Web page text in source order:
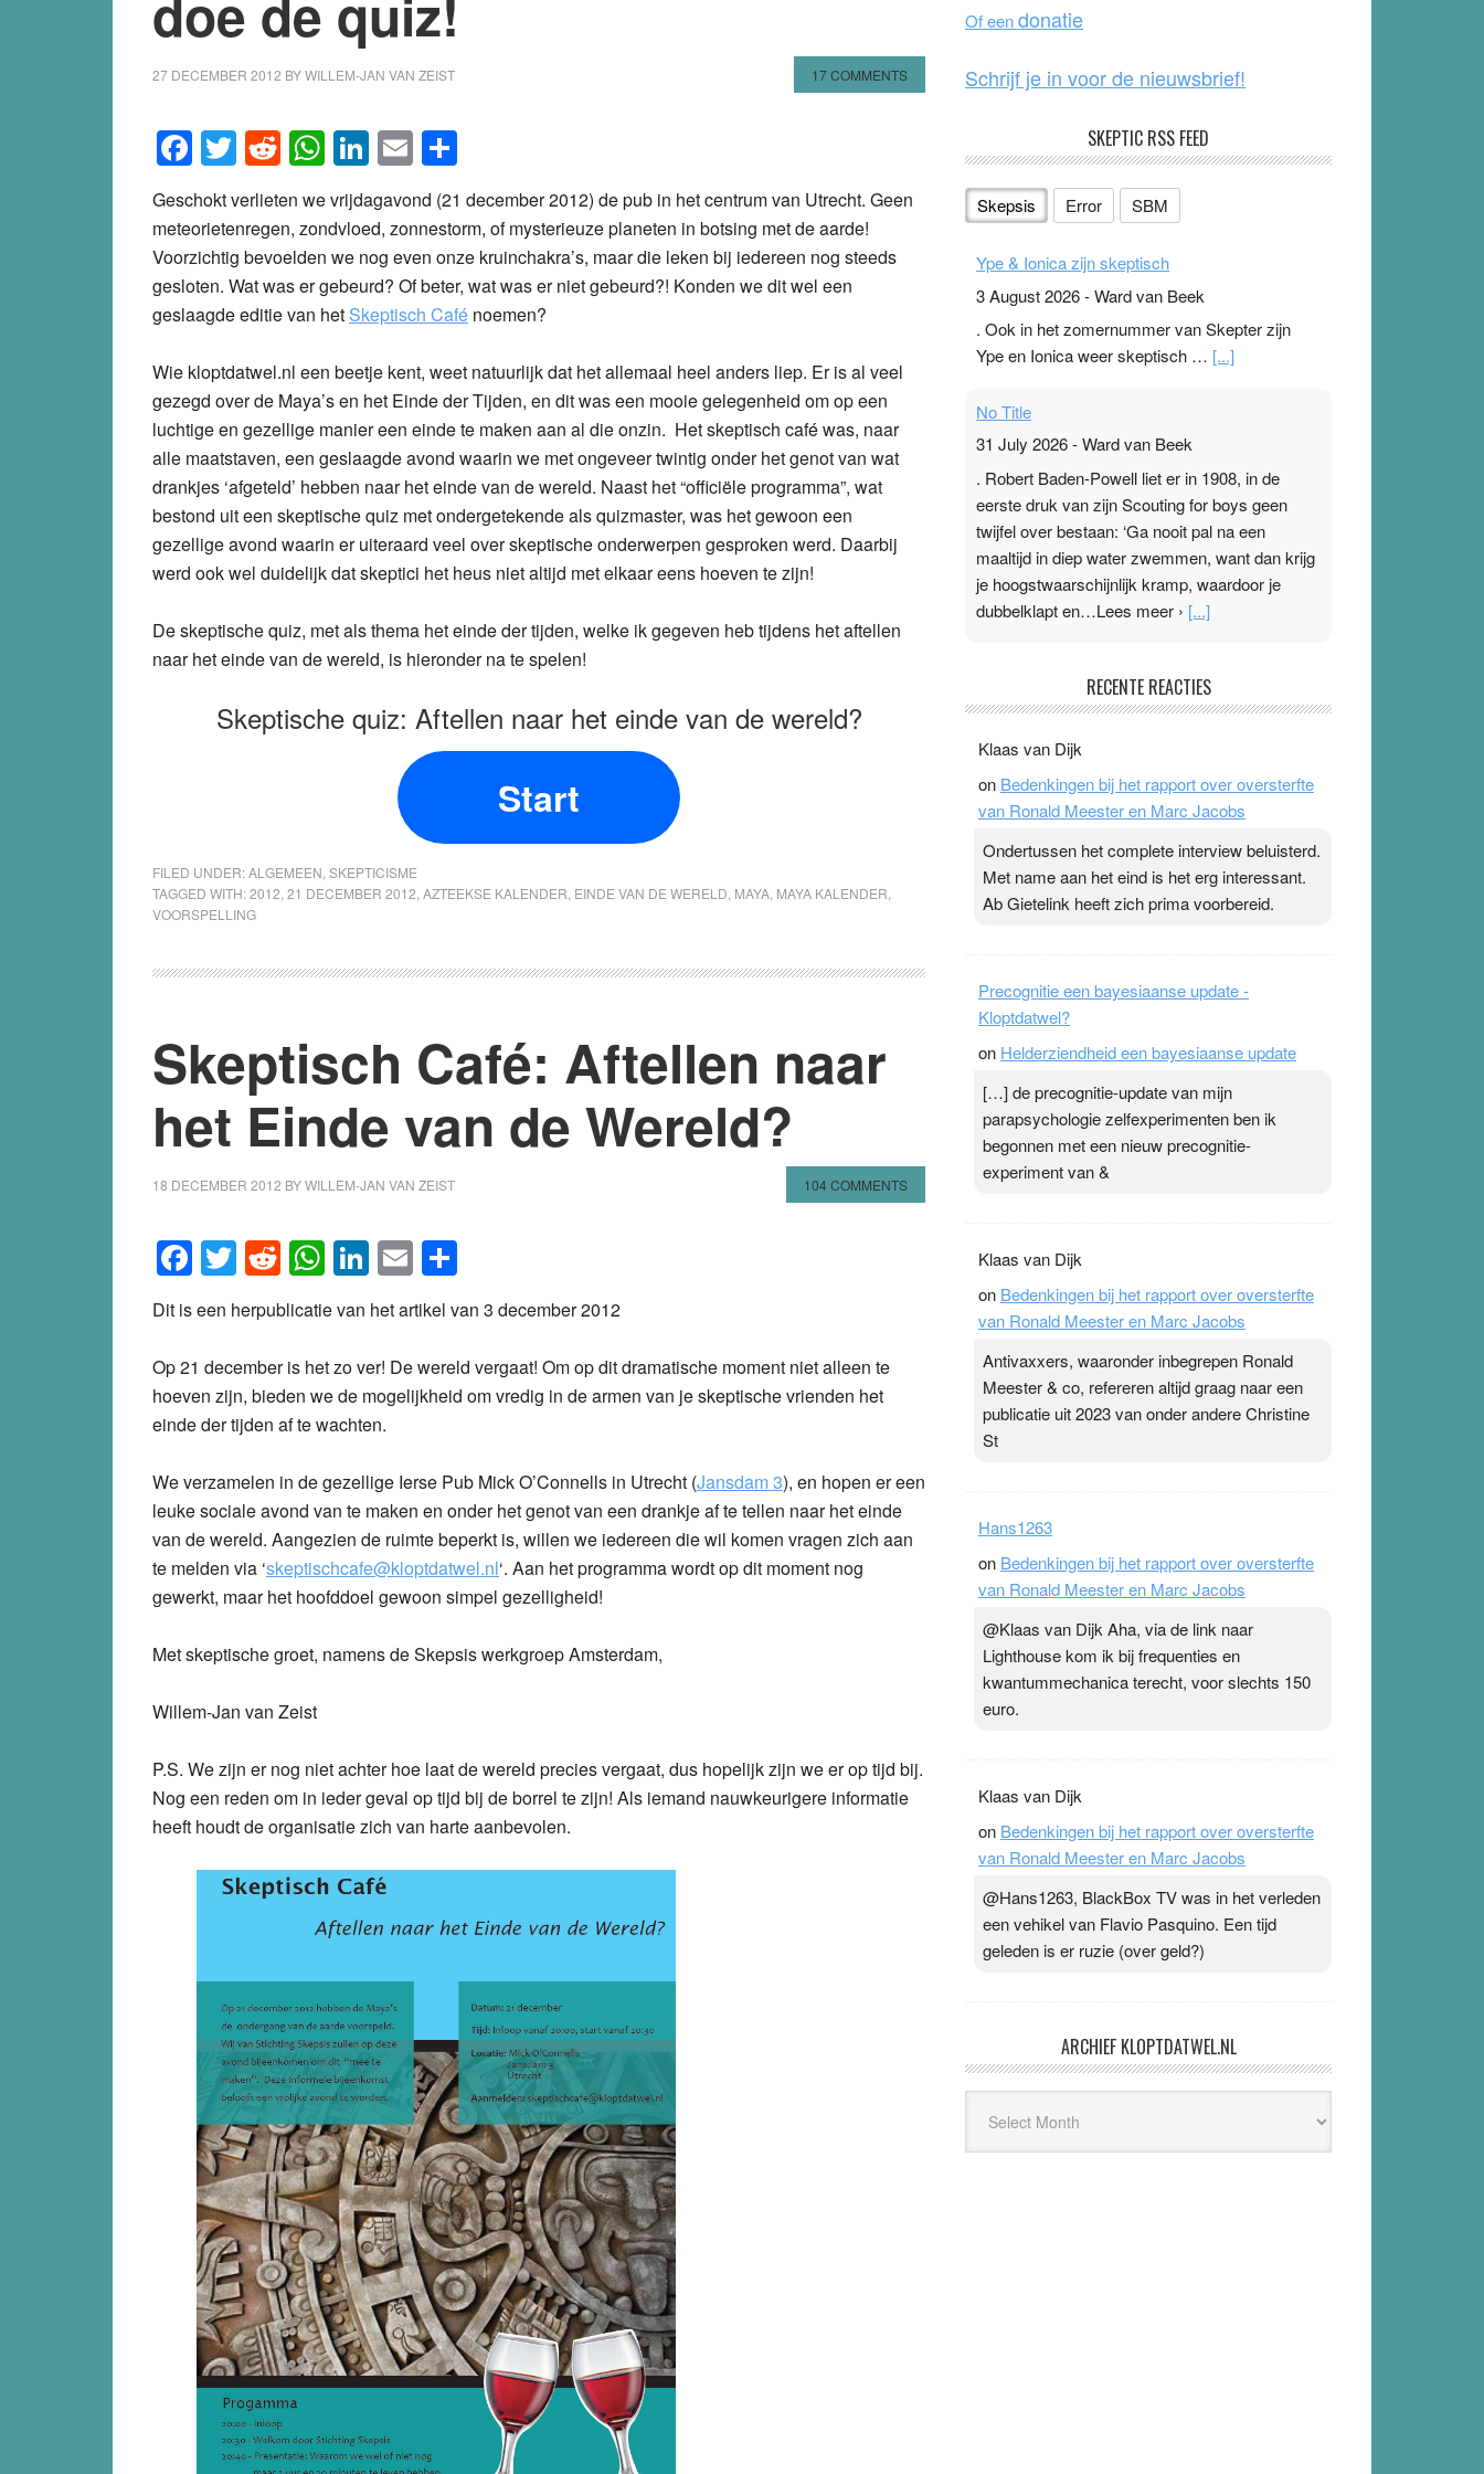
27 DECEMBER 2012 BYWILLEM-JAN VAN ZEIST 17 COMMENTS
Facebook
Twitter
Reddit
WhatsApp
LinkedIn
Email
Geschokt verlieten we vrijdagavond (21 december 2012) de pub in het centrum van Utrecht. Geen
meteorietenregen, zondvloed, zonnestorm, of mysterieuze planeten in botsing met de aarde!
Voorzichtig bevoelden we nog even onze kruinchakra’s, maar die leken bij iedereen nog steeds
gesloten. Wat was er gebeurd? Of beter, wat was er niet gebeurd?! Konden we dit wel een
geslaagde editie van het Skeptisch Café noemen?
Wie kloptdatwel.nl een beetje kent, weet natuurlijk dat het allemaal heel anders liep. Er is al veel
gezegd over de Maya’s en het Einde der Tijden, en dit was een mooie gelegenheid om op een
luchtige en gezellige manier een einde te maken aan al die onzin. Het skeptisch café was, naar
alle maatstaven, een geslaagde avond waarin we met ongeveer twintig onder het genot van wat
drankjes ‘afgeteld’ hebben naar het einde van de wereld. Naast het “officiële programma”, wat
bestond uit een skeptische quiz met ondergetekende als quizmaster, was het gewoon een
gezellige avond waarin er uiteraard veel over skeptische onderwerpen gesproken werd. Daarbij
werd ook wel duidelijk dat skeptici het heus niet altijd met elkaar eens hoeven te zijn!
De skeptische quiz, met als thema het einde der tijden, welke ik gegeven heb tijdens het aftellen
naar het einde van de wereld, is hieronder na te spelen!
Skeptische quiz: Aftellen naar het einde van de wereld?
Start
FILED UNDER:ALGEMEEN SKEPTICISME
TAGGED WITH:2012 21 DECEMBER 2012 AZTEEKSE KALENDER EINDE VAN DE WERELD MAYA MAYA KALENDER
VOORSPELLING
Skeptisch Café: Aftellen naar
het Einde van de Wereld?
18 DECEMBER 2012 BYWILLEM-JAN VAN ZEIST 104 COMMENTS
Facebook
Twitter
Reddit
WhatsApp
LinkedIn
Email
Dit is een herpublicatie van het artikel van 3 december 2012
Op 21 december is het zo ver! De wereld vergaat! Om op dit dramatische moment niet alleen te
hoeven zijn, bieden we de mogelijkheid om vredig in de armen van je skeptische vrienden het
einde der tijden af te wachten.
We verzamelen in de gezellige Ierse Pub Mick O’Connells in Utrecht (Jansdam 3), en hopen er een
leuke sociale avond van te maken en onder het genot van een drankje af te tellen naar het einde
van de wereld. Aangezien de ruimte beperkt is, willen we iedereen die wil komen vragen zich aan
te melden via ‘skeptischcafe@kloptdatwel.nl‘. Aan het programma wordt op dit moment nog
gewerkt, maar het hoofddoel gewoon simpel gezelligheid!
Met skeptische groet, namens de Skepsis werkgroep Amsterdam,
Willem-Jan van Zeist
P.S. We zijn er nog niet achter hoe laat de wereld precies vergaat, dus hopelijk zijn we er op tijd bij.
Nog een reden om in ieder geval op tijd bij de borrel te zijn! Als iemand nauwkeurigere informatie
heeft houdt de organisatie zich van harte aanbevolen.
k
Of eendonatie
Schrijf je in voor de nieuwsbrief!
SKEPTIC RSS FEED
Skepsis Error SBM
Ype & Ionica zijn skeptisch
3 August 2026-Ward van Beek
. Ook in het zomernummer van Skepter zijn
Ype en Ionica weer skeptisch … [...]
No Title
31 July 2026-Ward van Beek
. Robert Baden-Powell liet er in 1908, in de
eerste druk van zijn Scouting for boys geen
twijfel over bestaan: ‘Ga nooit pal na een
maaltijd in diep water zwemmen, want dan krijg
je hoogstwaarschijnlijk kramp, waardoor je
dubbelklapt en…Lees meer › [...]
Ward van Beek
topsporters. Ze hopen ermee hun hartslag te
verlagen terwijl ze meer zuurstof opnemen.
Daarop heeft zo’n pleister geen effect. Maar het
zijn. Door…Lees meer Pleisterplakkers in de
topspsort › [...]
RECENTE REACTIES
Klaas van Dijk
on Bedenkingen bij het rapport over oversterfte
van Ronald Meester en Marc Jacobs
Ondertussen het complete interview beluisterd.
Met name aan het eind is het erg interessant.
Ab Gietelink heeft zich prima voorbereid.
Precognitie een bayesiaanse update -
Kloptdatwel?
on Helderziendheid een bayesiaanse update
[…] de precognitie-update van mijn
parapsychologie zelfexperimenten ben ik
begonnen met een nieuw precognitie-
experiment van &
Klaas van Dijk
on Bedenkingen bij het rapport over oversterfte
van Ronald Meester en Marc Jacobs
Antivaxxers, waaronder inbegrepen Ronald
Meester & co, refereren altijd graag naar een
publicatie uit 2023 van onder andere Christine
St
Hans1263
on Bedenkingen bij het rapport over oversterfte
van Ronald Meester en Marc Jacobs
@Klaas van Dijk Aha, via de link naar
Lighthouse kom ik bij frequenties en
kwantummechanica terecht, voor slechts 150
euro.
Klaas van Dijk
on Bedenkingen bij het rapport over oversterfte
van Ronald Meester en Marc Jacobs
@Hans1263, BlackBox TV was in het verleden
een vehikel van Flavio Pasquino. Een tijd
geleden is er ruzie (over geld?)
ARCHIEF KLOPTDATWEL.NL
Kloptdatwel.nl